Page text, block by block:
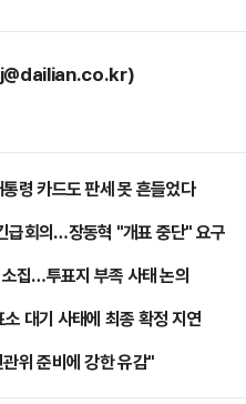
령 카드도 판세 못 흔들었다
급회의…장동혁 "개표 중단" 요구
집…투표지 부족 사태 논의
대기 사태에 최종 확정 지연
위 준비에 강한 유감"